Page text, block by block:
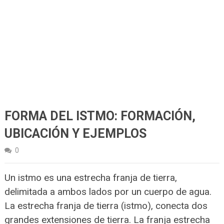
FORMA DEL ISTMO: FORMACIÓN,
UBICACIÓN Y EJEMPLOS
0
Un istmo es una estrecha franja de tierra,
delimitada a ambos lados por un cuerpo de agua.
La estrecha franja de tierra (istmo), conecta dos
grandes extensiones de tierra. La franja estrecha